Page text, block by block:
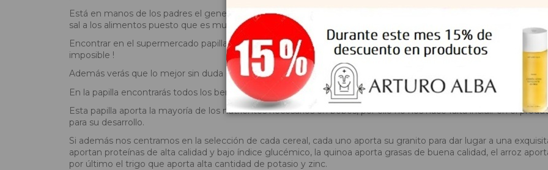
Está en manos de los padres el generarle buenos hábitos saludables desde pequeños. La recomendación por
sal a los alimentos puesto que es mucho más saludable para el bebé que se acostumbre al sabor natural de los
Encontrar en el supermercado papillas que en su fórmula no tengan azúcares suele ser difícil, pero conseguir
imposible !
Además verás que lo mejor sin duda es su sabor, ¡a los peques les encanta!
En la papilla encontrarás todos los beneficios de los cereales: principal fuente de energía, alto valor nutritivo,
Esta papilla aporta la mayoría de los nutrientes necesarios en bebés, por ello no nos hace falta incluir en el
para su desarrollo.
Si además nos centramos en la selección de cada cereal, cada uno aporta su granito para dar lugar a una
aportan proteínas de alta calidad y bajo índice glucémico, la quinoa aporta grasas de buena calidad, el arroz
por último el trigo que aporta alta cantidad de potasio y zinc.